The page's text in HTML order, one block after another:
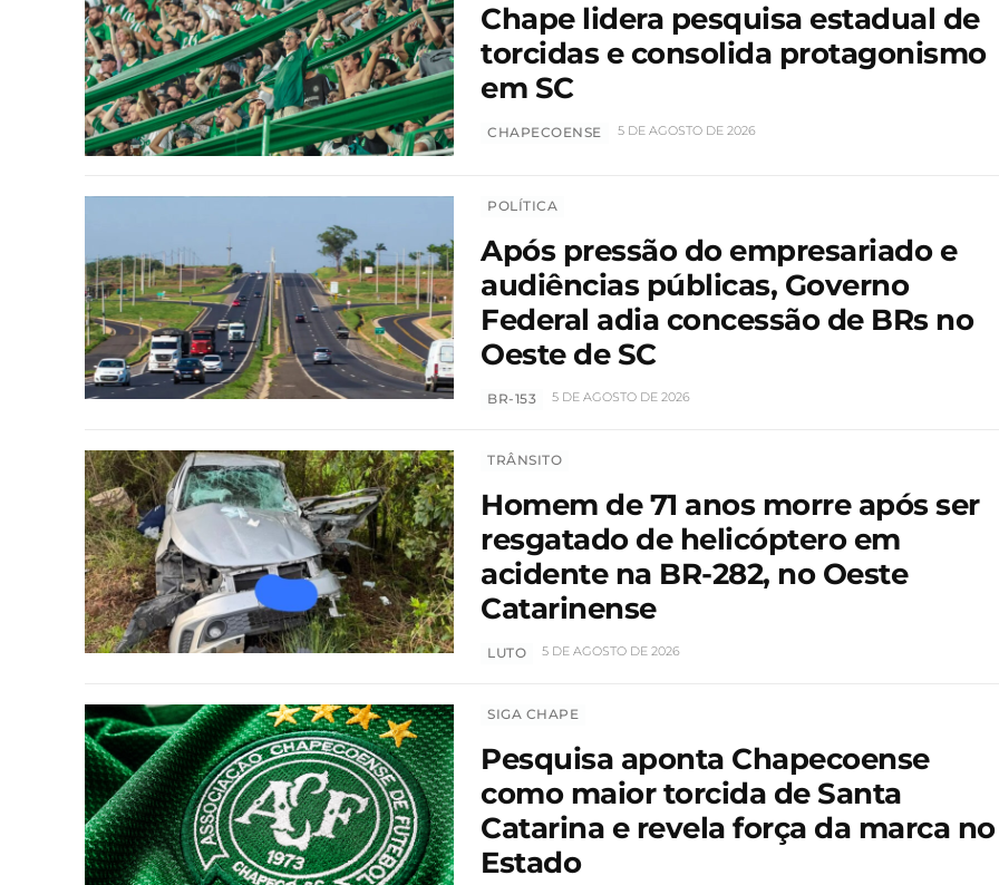
Chape lidera pesquisa estadual de
torcidas e consolida protagonismo
em SC
CHAPECOENSE 5 DE AGOSTO DE 2026
POLÍTICA
Após pressão do empresariado e
audiências públicas, Governo
Federal adia concessão de BRs no
Oeste de SC
BR-153 5 DE AGOSTO DE 2026
TRÂNSITO
Homem de 71 anos morre após ser
resgatado de helicóptero em
acidente na BR-282, no Oeste
Catarinense
LUTO 5 DE AGOSTO DE 2026
SIGA CHAPE
Pesquisa aponta Chapecoense
como maior torcida de Santa
Catarina e revela força da marca no
Estado